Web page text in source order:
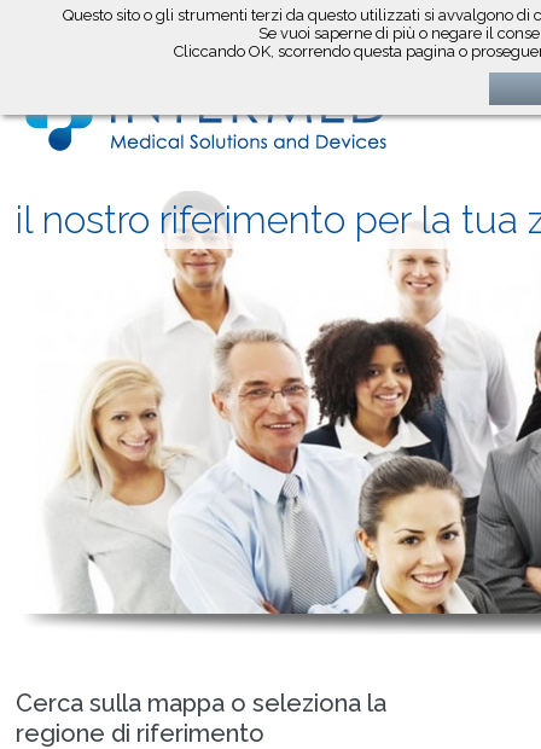
Questo sito o gli strumenti terzi da questo utilizzati si avvalgono
Se vuoi saperne di più o negare il
Cliccando OK, scorrendo questa pagina o
il nostro riferimento per la tua
Cerca sulla mappa o seleziona la
regione di riferimento